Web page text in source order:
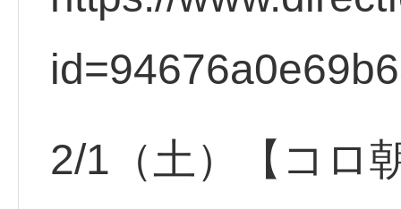
2/1（土）【コロ